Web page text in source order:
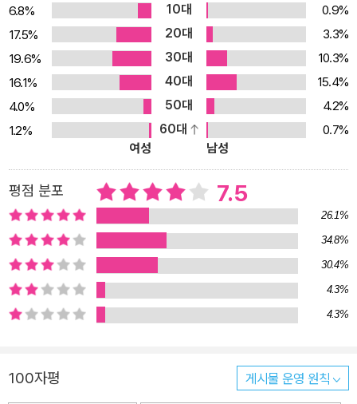
6.8% 10대
0.9%
17.5%
20대
3.3%
19.6%
30대
10.3%
16.1%
40대
15.4%
4.0%
50대
4.2%
1.2%
60대
0.7%
여성
남성
평점 분포 7.5
26.1%
34.8%
30.4%
4.3%
4.3%
100자평 게시물 운영 원칙